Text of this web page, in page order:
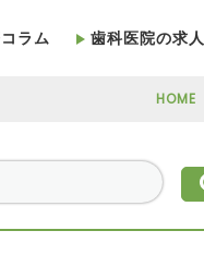
ラム 歯科医院の求人
HOME